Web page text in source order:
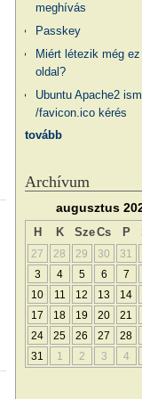
meghívás
Passkey
Miért létezik még
oldal?
Ubuntu Apache2
/favicon.ico kérés
tovább
Archívum
augusztus
H K SzeCs P
27 28 29 30
31
3
4 5 6
7
10
11 12 13
14
17
18 19 20
21
24
25 26 27
28
31
1 2 3 4